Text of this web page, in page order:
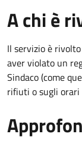
A chi è
Il servizio è
aver violato un
Sindaco (come
rifiuti o sugli